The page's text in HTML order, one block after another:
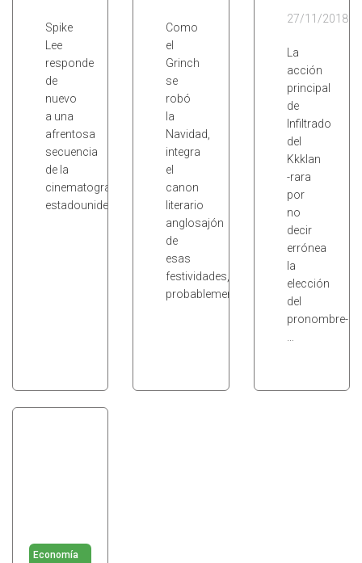
Spike
Lee
responde
de
nuevo
a una
afrentosa
secuencia
de la
cinematografía
estadounidense.
Como
el
Grinch
se
robó
la
Navidad,
integra
el
canon
literario
anglosajón
de
esas
festividades,
probablemente…
27/11/2018
La
acción
principal
de
Infiltrado
del
Kkklan
-rara
por
no
decir
errónea
la
elección
del
pronombre-
Economía